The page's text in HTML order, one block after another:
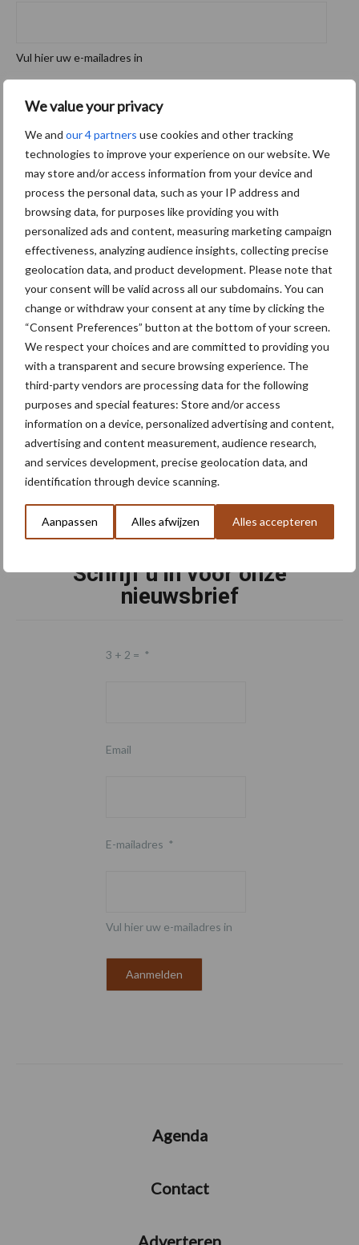
We value your privacy
We and our 4 partners use cookies and other tracking
technologies to improve your experience on our website. We
may store and/or access information from your device and
process the personal data, such as your IP address and
browsing data, for purposes like providing you with
personalized ads and content, measuring marketing campaign
effectiveness, analyzing audience insights, collecting precise
geolocation data, and product development. Please note that
your consent will be valid across all our subdomains. You can
change or withdraw your consent at any time by clicking the
“Consent Preferences” button at the bottom of your screen.
We respect your choices and are committed to providing you
with a transparent and secure browsing experience. The
third-party vendors are processing data for the following
purposes and special features: Store and/or access
information on a device, personalized advertising and content,
advertising and content measurement, audience research,
and services development, precise geolocation data, and
identification through device scanning.
Aanpassen Alles afwijzen Alles accepteren
Vul hier uw e-mailadres in
Footer Onze brandpartners
Schrijf u in voor onze
nieuwsbrief
3 + 2 = *
Email
E-mailadres *
Vul hier uw e-mailadres in
Agenda
Contact